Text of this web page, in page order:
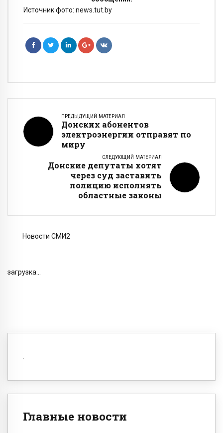
Источник фото: news.tut.by
ПРЕДЫДУЩИЙ МАТЕРИАЛ
Донских абонентов
электроэнергии отправят по
миру
СЛЕДУЮЩИЙ МАТЕРИАЛ
Донские депутаты хотят
через суд заставить
полицию исполнять
областные законы
Новости СМИ2
загрузка...
Главные новости